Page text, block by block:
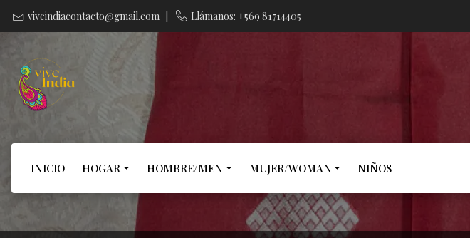
viveindiacontacto@gmail.com Llámanos: +569 81714405
INICIO HOGAR HOMBRE/MEN MUJER/WOMAN NIÑOS